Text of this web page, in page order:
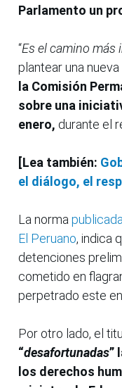
Parlamento un
“Es el camino más
plantear una
la Comisión
sobre una
enero, durante el
[Lea también:
el diálogo, el
La norma
El Peruano, indica
detenciones
cometido en
perpetrado este
Por otro lado, el
“desafortunadas”
los derechos